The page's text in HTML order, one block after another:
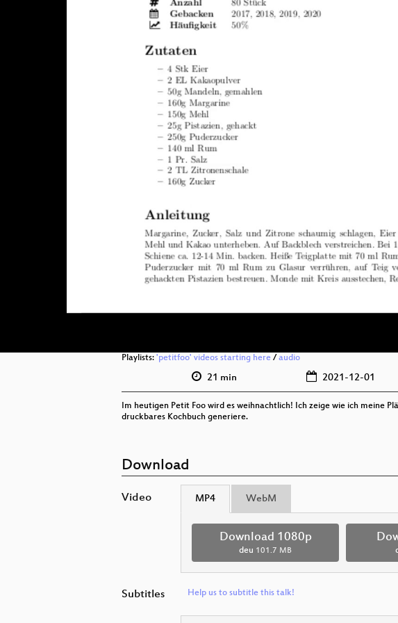
Playlists: 'petitfoo' videos starting here / audio
21 min 2021-12-01
Im heutigen Petit Foo wird es weihnachtlich! Ich zeige wie ich meine
druckbares Kochbuch generiere.
Download
Video MP4 WebM
Download 1080p
deu 101.7 MB
Subtitles Help us to subtitle this talk!